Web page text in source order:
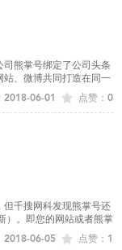
熊掌号绑定了公司头条
、微博共同打造在同一
点赞：0
2018-06-01
千搜网科发现熊掌号还
）。即您的网站或者熊掌
点赞：1
2018-06-05